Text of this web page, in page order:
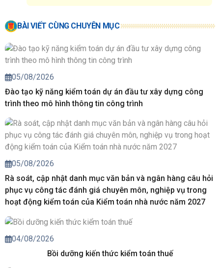
BÀI VIẾT CÙNG CHUYÊN MỤC
05/08/2026
Đào tạo kỹ năng kiểm toán dự án đầu tư xây dựng công
trình theo mô hình thông tin công trình
05/08/2026
Rà soát, cập nhật danh mục văn bản và ngân hàng câu hỏi
phục vụ công tác đánh giá chuyên môn, nghiệp vụ trong
hoạt động kiểm toán của Kiểm toán nhà nước năm 2027
04/08/2026
Bồi dưỡng kiến thức kiểm toán thuế